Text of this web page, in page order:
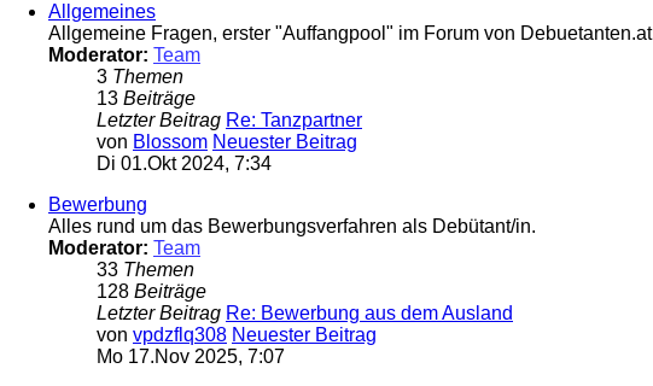
Allgemeines
Allgemeine Fragen, erster "Auffangpool" im Forum von Debuetanten.at
Moderator: Team
3 Themen
13 Beiträge
Letzter Beitrag Re: Tanzpartner
von Blossom Neuester Beitrag
Di 01.Okt 2024, 7:34
Bewerbung
Alles rund um das Bewerbungsverfahren als Debütant/in.
Moderator: Team
33 Themen
128 Beiträge
Letzter Beitrag Re: Bewerbung aus dem Ausland
von vpdzflq308 Neuester Beitrag
Mo 17.Nov 2025, 7:07